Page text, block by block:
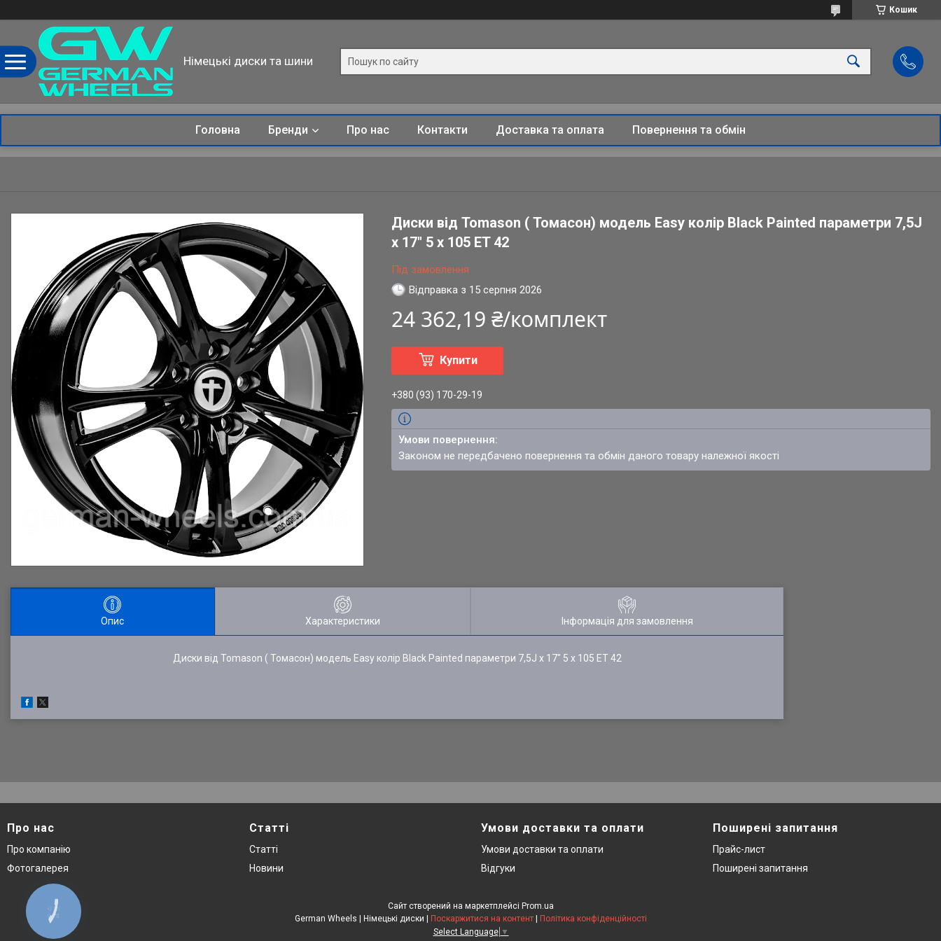
Кошик
Німецькі диски та шини
Головна Бренди Про нас Контакти Доставка та оплата Повернення та обмін
Диски від Tomason ( Томасон) модель Easy колір Black Painted параметри 7,5J
x 17" 5 x 105 ET 42
Під замовлення
Відправка з 15 серпня 2026
24 362,19 ₴/комплект
Купити
+380 (93) 170-29-19
Законом не передбачено повернення та обмін даного товару належної якості
Опис Характеристики Інформація для замовлення
Диски від Tomason ( Томасон) модель Easy колір Black Painted параметри 7,5J x 17" 5 x 105 ET 42
Про нас
Про компанію
Фотогалерея
Статті
Статті
Новини
Умови доставки та оплати
Умови доставки та оплати
Відгуки
Поширені запитання
Прайс-лист
Поширені запитання
Сайт створений на маркетплейсі Prom.ua
Поскаржитися на контент
Політика конфіденційності
Select Language ▼
КНОПКА
ЗВ'ЯЗКУ